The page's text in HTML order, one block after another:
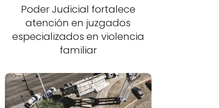
Poder Judicial fortalece
atención en juzgados
especializados en violencia
familiar